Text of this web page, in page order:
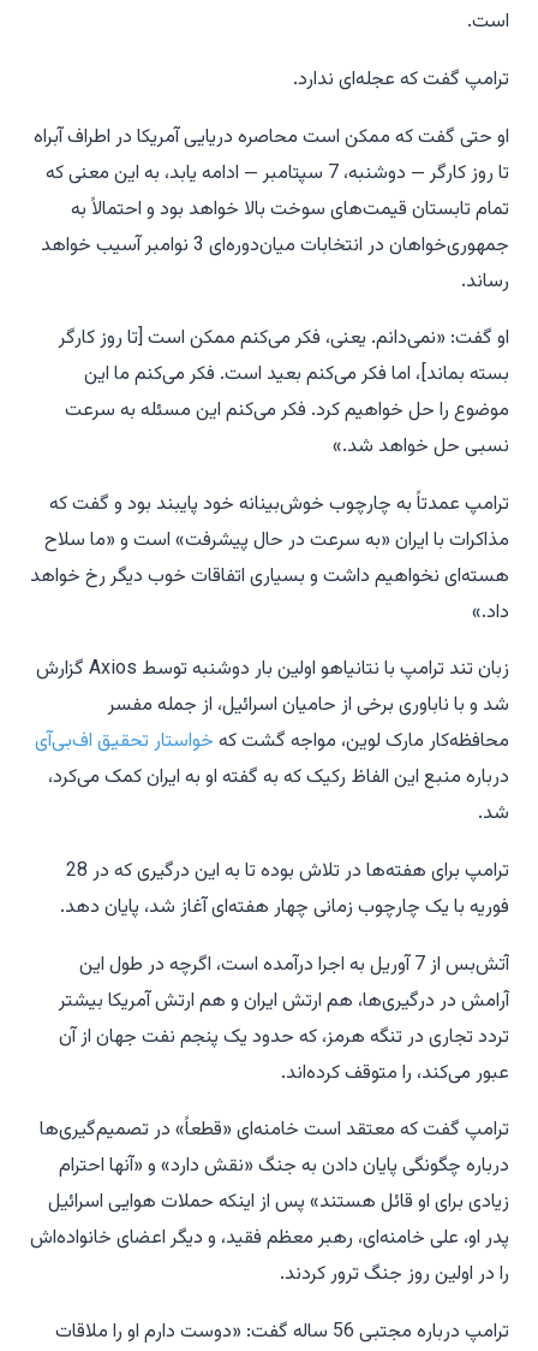
است.
ترامپ گفت که عجله‌ای ندارد.
او حتی گفت که ممکن است محاصره دریایی آمریکا در اطراف آبراه
تا روز کارگر — دوشنبه، 7 سپتامبر — ادامه یابد، به این معنی که
تمام تابستان قیمت‌های سوخت بالا خواهد بود و احتمالاً به
جمهوری‌خواهان در انتخابات میان‌دوره‌ای 3 نوامبر آسیب خواهد
رساند.
او گفت: «نمی‌دانم. یعنی، فکر می‌کنم ممکن است [تا روز کارگر
بسته بماند]، اما فکر می‌کنم بعید است. فکر می‌کنم ما این
موضوع را حل خواهیم کرد. فکر می‌کنم این مسئله به سرعت
نسبی حل خواهد شد.»
ترامپ عمدتاً به چارچوب خوش‌بینانه خود پایبند بود و گفت که
مذاکرات با ایران «به سرعت در حال پیشرفت» است و «ما سلاح
هسته‌ای نخواهیم داشت و بسیاری اتفاقات خوب دیگر رخ خواهد
داد.»
زبان تند ترامپ با نتانیاهو اولین بار دوشنبه توسط Axios گزارش
شد و با ناباوری برخی از حامیان اسرائیل، از جمله مفسر
محافظه‌کار مارک لوین، مواجه گشت که خواستار تحقیق اف‌بی‌آی
درباره منبع این الفاظ رکیک که به گفته او به ایران کمک می‌کرد،
شد.
ترامپ برای هفته‌ها در تلاش بوده تا به این درگیری که در 28
فوریه با یک چارچوب زمانی چهار هفته‌ای آغاز شد، پایان دهد.
آتش‌بس از 7 آوریل به اجرا درآمده است، اگرچه در طول این
آرامش در درگیری‌ها، هم ارتش ایران و هم ارتش آمریکا بیشتر
تردد تجاری در تنگه هرمز، که حدود یک پنجم نفت جهان از آن
عبور می‌کند، را متوقف کرده‌اند.
ترامپ گفت که معتقد است خامنه‌ای «قطعاً» در تصمیم‌گیری‌ها
درباره چگونگی پایان دادن به جنگ «نقش دارد» و «آنها احترام
زیادی برای او قائل هستند» پس از اینکه حملات هوایی اسرائیل
پدر او، علی خامنه‌ای، رهبر معظم فقید، و دیگر اعضای خانواده‌اش
را در اولین روز جنگ ترور کردند.
ترامپ درباره مجتبی 56 ساله گفت: «دوست دارم او را ملاقات